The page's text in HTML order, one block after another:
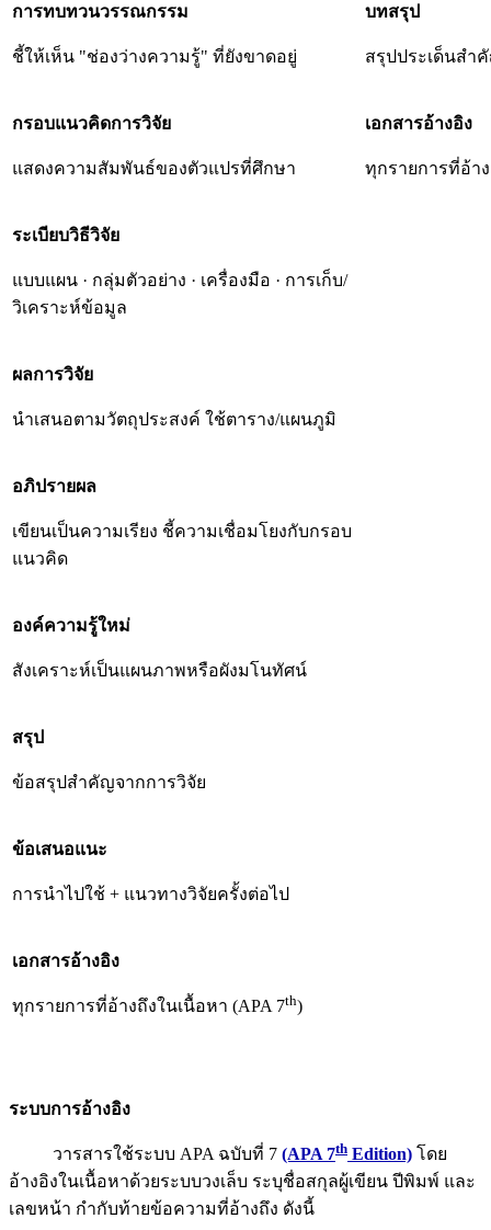
การทบทวนวรรณกรรม
ชี้ให้เห็น "ช่องว่างความรู้" ที่ยังขาดอยู่
บทสรุป
สรุปประเด็นสำ
กรอบแนวคิดการวิจัย
แสดงความสัมพันธ์ของตัวแปรที่ศึกษา
เอกสารอ้างอิง
ทุกรายการที่อ้า
ระเบียบวิธีวิจัย
แบบแผน · กลุ่มตัวอย่าง · เครื่องมือ · การเก็บ/
วิเคราะห์ข้อมูล
ผลการวิจัย
นำเสนอตามวัตถุประสงค์ ใช้ตาราง/แผนภูมิ
อภิปรายผล
เขียนเป็นความเรียง ชี้ความเชื่อมโยงกับกรอบ
แนวคิด
องค์ความรู้ใหม่
สังเคราะห์เป็นแผนภาพหรือผังมโนทัศน์
สรุป
ข้อสรุปสำคัญจากการวิจัย
ข้อเสนอแนะ
การนำไปใช้ + แนวทางวิจัยครั้งต่อไป
เอกสารอ้างอิง
ทุกรายการที่อ้างถึงในเนื้อหา (APA 7th)
ระบบการอ้างอิง
วารสารใช้ระบบ APA ฉบับที่ 7 (APA 7th Edition) โดย
อ้างอิงในเนื้อหาด้วยระบบวงเล็บ ระบุชื่อสกุลผู้เขียน ปีพิมพ์ และ
เลขหน้า กำกับท้ายข้อความที่อ้างถึง ดังนี้